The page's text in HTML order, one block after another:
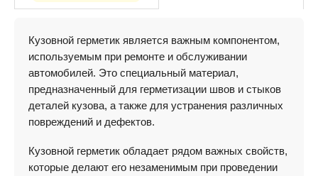
можно
странице
Кузовной герметик является важным компонентом,
используемым при ремонте и обслуживании
автомобилей. Это специальный материал,
предназначенный для герметизации швов и стыков
деталей кузова, а также для устранения различных
повреждений и дефектов.
Кузовной герметик обладает рядом важных свойств,
которые делают его незаменимым при проведении